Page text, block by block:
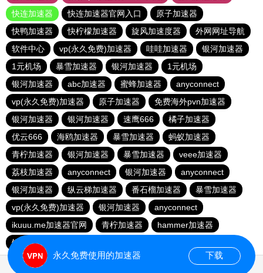
快连加速器
快连加速器官网入口
原子加速器
快鸭加速器
快柠檬加速器 旋风加速度器
外网网址导航
软件中心
vp(永久免费)加速器 哇哇加速器
银河加速器
1元机场
暴雪加速器 银河加速器
1元机场
银河加速器
abc加速器 蜜蜂加速器
anyconnect
vp(永久免费)加速器
原子加速器
免费海外pvn加速器
银河加速器
银河加速器 速鹰666
橘子加速器
优云666
海鸥加速器 暴雪加速器
蚂蚁加速器
青柠加速器
银河加速器 暴雪加速器
veee加速器
荔枝加速器
anyconnect 银河加速器
anyconnect
银河加速器
纵云梯加速器 番石榴加速器
暴雪加速器
vp(永久免费)加速器
银河加速器
anyconnect
ikuuu.me加速器官网
青柠加速器
hammer加速器
银河加速器
永久免费使用的加速器 下载